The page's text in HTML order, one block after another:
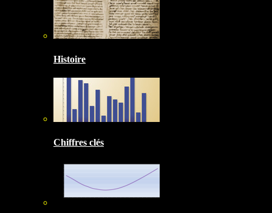
Histoire
Chiffres clés